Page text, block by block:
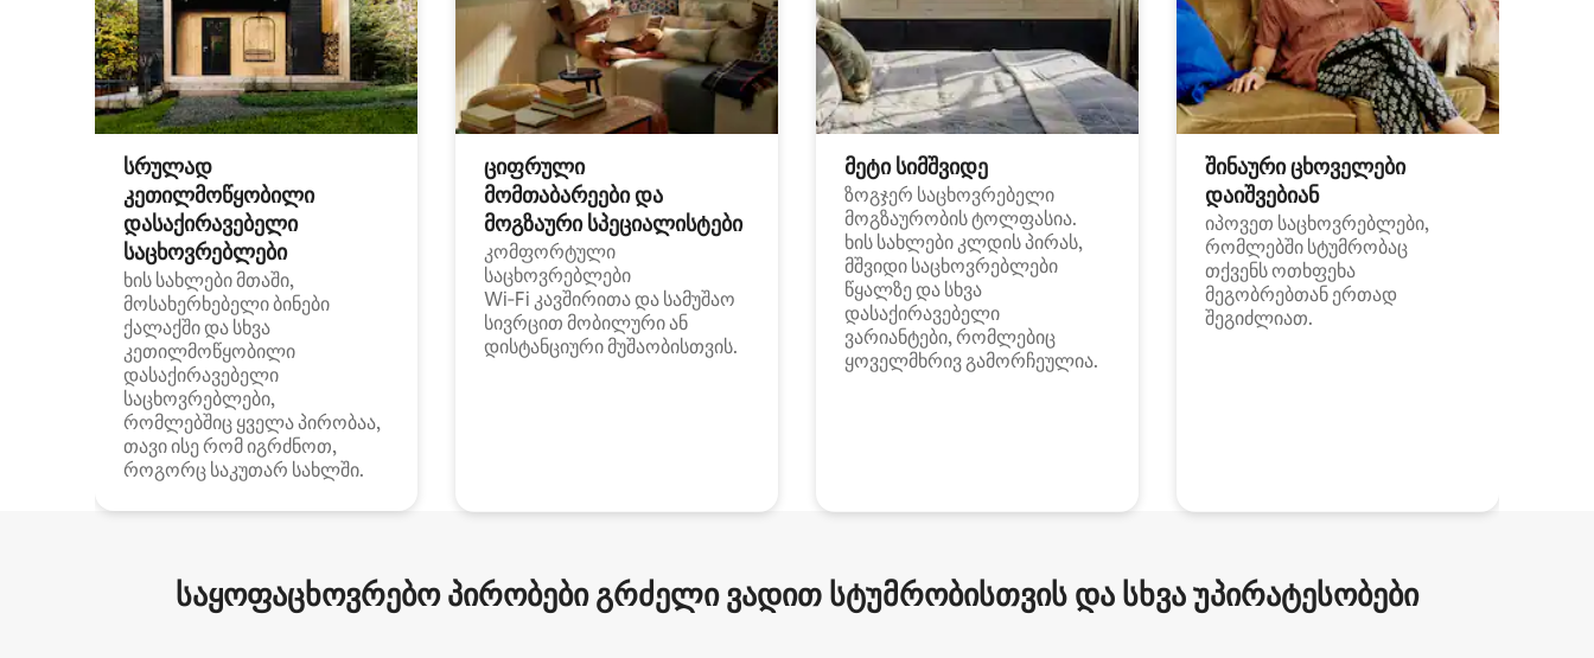
სრულად
კეთილმოწყობილი
დასაქირავებელი
საცხოვრებლები
ხის სახლები მთაში,
მოსახერხებელი ბინები
ქალაქში და სხვა
კეთილმოწყობილი
დასაქირავებელი
საცხოვრებლები,
რომლებშიც ყველა პირობაა,
თავი ისე რომ იგრძნოთ,
როგორც საკუთარ სახლში.
ციფრული
მომთაბარეები და
მოგზაური სპეციალისტები
კომფორტული
საცხოვრებლები
Wi‑Fi კავშირითა და სამუშაო
სივრცით მობილური ან
დისტანციური მუშაობისთვის.
მეტი სიმშვიდე
ზოგჯერ საცხოვრებელი
მოგზაურობის ტოლფასია.
ხის სახლები კლდის პირას,
მშვიდი საცხოვრებლები
წყალზე და სხვა
დასაქირავებელი
ვარიანტები, რომლებიც
ყოველმხრივ გამორჩეულია.
შინაური ცხოველები
დაიშვებიან
იპოვეთ საცხოვრებლები,
რომლებში სტუმრობაც
თქვენს ოთხფეხა
მეგობრებთან ერთად
შეგიძლიათ.
საყოფაცხოვრებო პირობები გრძელი ვადით სტუმრობისთვის და სხვა უპირატესობები